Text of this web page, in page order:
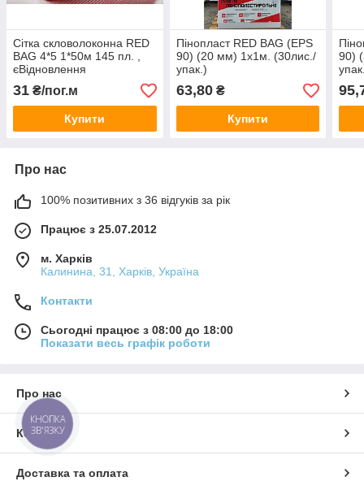
Сітка скловолоконна RED
BAG 4*5 1*50м 145 пл. ,
єВідновлення
31 ₴/пог.м
Купити
Пінопласт RED BAG (EPS
90) (20 мм) 1х1м. (30лис./
упак.)
63,80₴
Купити
90)
Про нас
100% позитивних з 36 відгуків за рік
Працює з 25.07.2012
м. Харків
Калинина, 31, Харків, Україна
Контакти
Сьогодні працює з 08:00 до 18:00
Показати весь графік роботи
Про нас
Контакти
Доставка та оплата
КНОПКА
ЗВ'ЯЗКУ